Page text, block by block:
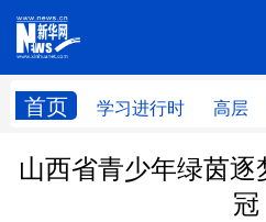
首页 学习进行时 高层
网站
学习进行时 高层
山西省青少年绿茵
冠